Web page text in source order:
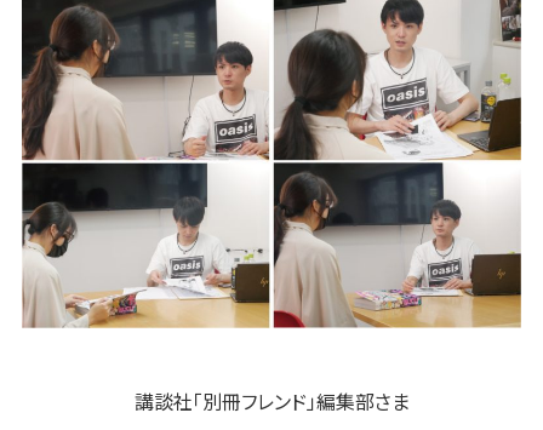
講談社「別冊フレンド」編集部さま